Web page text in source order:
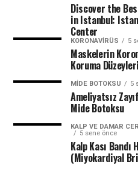
Discover the
in Istanbul:
Center
KORONAVIRÜS 5
Maskelerin
Koruma Düzeyleri
MIDE BOTOKSU 5
Ameliyatsız
Mide Botoksu
KALP VE DAMAR
5 sene önce
Kalp Kası Bandı
(Miyokardiyal